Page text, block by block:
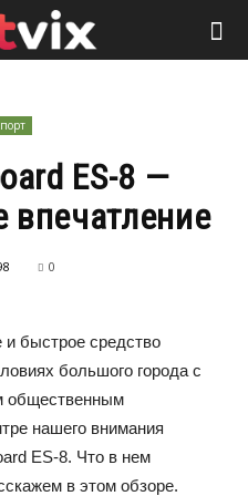
ES-8 —
впечатление
0
быстрое средство
большого города с
общественным
нашего внимания
ES-8. Что в нем
в этом обзоре.